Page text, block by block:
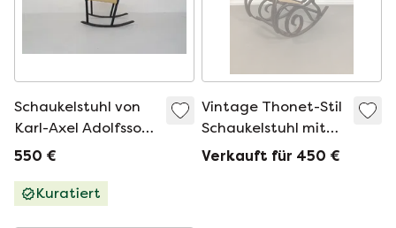
Schaukelstuhl von
Karl-Axel Adolfsson
für Gemla,
Jahre
550 €
Kuratiert
Vintage Thonet-Stil
Schaukelstuhl mit
Gurtband zurück
Verkauft für 450 €